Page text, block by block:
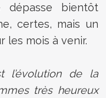
dépasse bientôt
certes, mais un
les mois à venir.
l’évolution de la
très heureux